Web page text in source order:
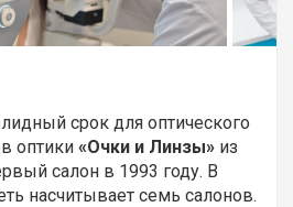
срок для оптического
оптики «Очки и Линзы» из
салон в 1993 году. В
насчитывает семь салонов.